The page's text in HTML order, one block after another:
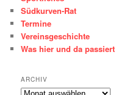
Südkurven-Rat
Termine
Vereinsgeschichte
Was hier und da passiert
ARCHIV
ARCHIV